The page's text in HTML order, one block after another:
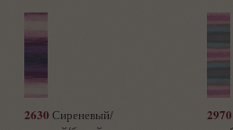
2630 Сиреневый/
2970